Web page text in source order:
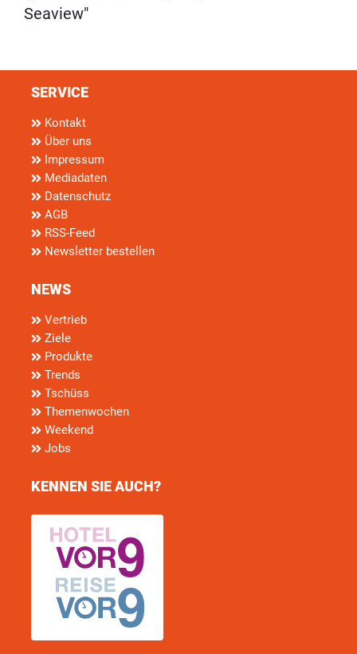
Seaview"
SERVICE
Kontakt
Über uns
Impressum
Mediadaten
Datenschutz
AGB
RSS-Feed
Newsletter bestellen
NEWS
Vertrieb
Ziele
Produkte
Trends
Tschüss
Themenwochen
Weekend
Jobs
KENNEN SIE AUCH?